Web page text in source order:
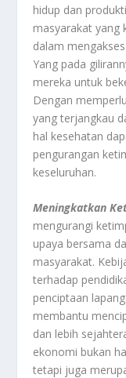
hidup dan
masyarakat yang
dalam
Yang pada
mereka untuk
Dengan
yang terjangkau
hal kesehatan
pengurangan
keseluruhan.
Meningkatkan
mengurangi
upaya bersama
masyarakat.
terhadap
penciptaan
membantu
dan lebih
ekonomi bukan
tetapi juga